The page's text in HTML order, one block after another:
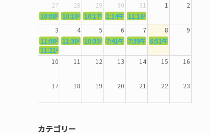
27
28 29 30 31 1
2
10:08午前5362．～国語力を〜
10:10午前5363．～自信を〜
10:17午前5364．～信じて待つ〜
1:14午後5365．～計画的に〜
11:16午前
3
4 5 6 7 8
9
11:08午前5367．～機能を育てる〜
11:30午前5369．～歌唱造形〜
10:35午前5370．～バランスを〜
7:41午前5371．～漢字学習〜
7:39午前5372．～一歩引く
6:51午前
11:21午前
10
11 12 13 14 15 16
17 18 19 20 21 22 23
カテゴリー